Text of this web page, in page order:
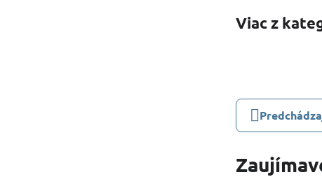
Viac z